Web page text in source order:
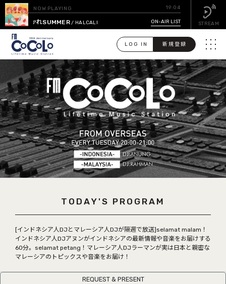
LOG IN 新規登録 メニ
検
索
PICK UP
GUEST CALENDAR
ON-AIR LIST
EVENT CALENDAR
TIMETABLE
COCOLO FEATURE
DJ
NOW PLAYING 19:04
おつかれSUMMER/ HALCALI ON-AIR LIST STREAM
TODAY'S PROGRAM
[インドネシア人DJとマレーシア人DJが隔週で放送]selamat malam！
インドネシア人DJアヌンがインドネシアの最新情報や音楽をお届けする
60分。selamat petang！マレーシア人DJラーマンが実は日本と親密な
マレーシアのトピックスや音楽をお届け！
REQUEST & PRESENT